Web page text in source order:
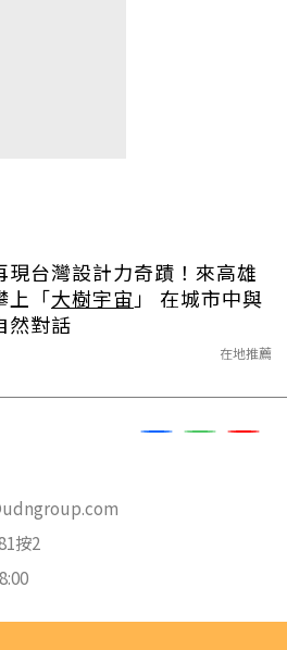
現台灣設計力奇蹟！來高雄
上「大樹宇宙 」 在城市中與
然對話
在地推薦
按2